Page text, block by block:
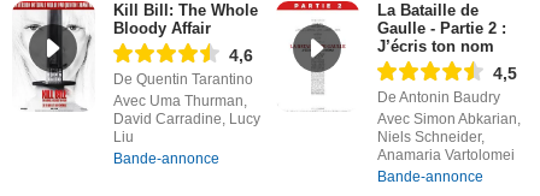
Kill Bill: The Whole
Bloody Affair
4,6
De Quentin Tarantino
Avec Uma Thurman,
David Carradine, Lucy
Liu
Bande-annonce
La Bataille de
Gaulle - Partie 2 :
J’écris ton nom
4,5
De Antonin Baudry
Avec Simon Abkarian,
Niels Schneider,
Anamaria Vartolomei
Bande-annonce